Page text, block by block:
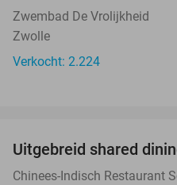
Zwembad De Vrolijkheid
Zwolle
Verkocht: 2.224
Uitgebreid shared
Chinees-Indisch Restaurant